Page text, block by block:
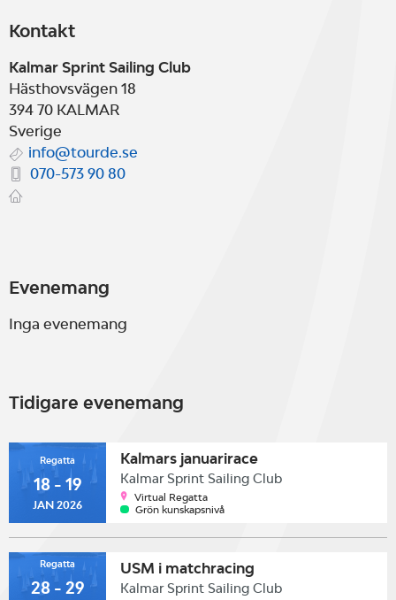
Kontakt
Kalmar Sprint Sailing Club
Hästhovsvägen 18
394 70 KALMAR
Sverige
info@tourde.se
070-573 90 80
Evenemang
Inga evenemang
Tidigare evenemang
Regatta
18 - 19
JAN 2026
Kalmars januarirace
Kalmar Sprint Sailing Club
Virtual Regatta
Grön kunskapsnivå
Regatta
28 - 29
USM i matchracing
Kalmar Sprint Sailing Club